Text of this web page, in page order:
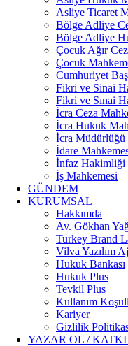
Asliye Ticaret
Bölge Adliye
Bölge Adliye
Çocuk Ağır
Çocuk
Cumhuriyet
Fikri ve Sinai
Fikri ve Sınai
İcra Ceza
İcra Hukuk
İcra Müdürlüğü
İdare
İnfaz Hakimliği
İş Mahkemesi
GÜNDEM
KURUMSAL
Hakkımda
Av. Gökhan
Turkey Brand
Vilva Yazılım
Hukuk Bankası
Hukuk Plus
Tevkil Plus
Kullanım
Kariyer
Gizlilik
YAZAR OL / KATKI